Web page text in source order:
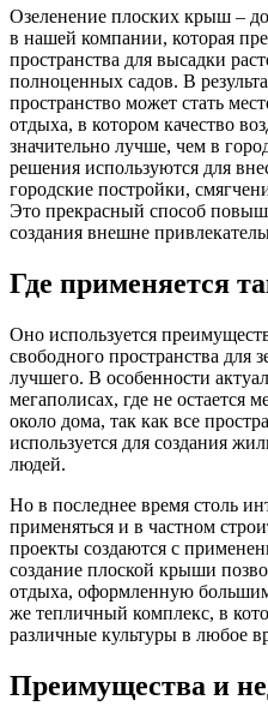
Озеленение плоских крыш –
в нашей компании, которая
пространства для высадки
полноценных садов. В
пространство может стать
отдыха, в котором качество
значительно лучше, чем в
решения используются для
городские постройки,
Это прекрасный способ
создания внешне
Где применяется
Оно используется
свободного пространства для
лучшего. В особенности
мегаполисах, где не остается
около дома, так как все
используется для создания
людей.
Но в последнее время столь
применяться и в частном
проекты создаются с
создание плоской крыши
отдыха, оформленную
же тепличный комплекс, в
различные культуры в любое
Преимущества и